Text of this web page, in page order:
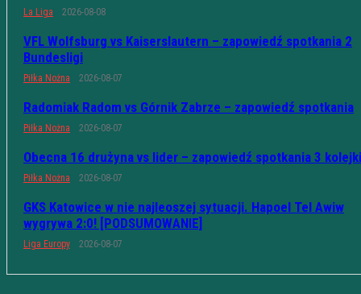
La Liga 2026-08-08
VFL Wolfsburg vs Kaiserslautern – zapowiedź spotkania 2
Bundesligi
Piłka Nożna 2026-08-07
Radomiak Radom vs Górnik Zabrze – zapowiedź spotkania
Piłka Nożna 2026-08-07
Obecna 16 drużyna vs lider – zapowiedź spotkania 3 kolejki
Piłka Nożna 2026-08-07
GKS Katowice w nie najleoszej sytuacji. Hapoel Tel Awiw
wygrywa 2:0! [PODSUMOWANIE]
Liga Europy 2026-08-07